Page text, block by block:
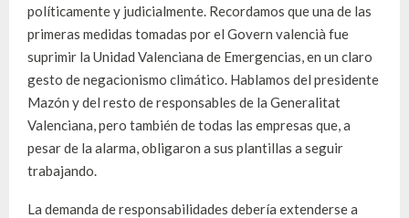
políticamente y judicialmente. Recordamos que una de las
primeras medidas tomadas por el Govern valencià fue
suprimir la Unidad Valenciana de Emergencias, en un claro
gesto de negacionismo climático. Hablamos del presidente
Mazón y del resto de responsables de la Generalitat
Valenciana, pero también de todas las empresas que, a
pesar de la alarma, obligaron a sus plantillas a seguir
trabajando.
La demanda de responsabilidades debería extenderse a